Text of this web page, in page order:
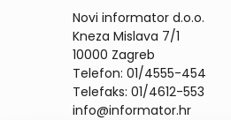
Novi informator d.o.o.
Kneza Mislava 7/1
10000 Zagreb
Telefon: 01/4555-454
Telefaks: 01/4612-553
info@informator.hr